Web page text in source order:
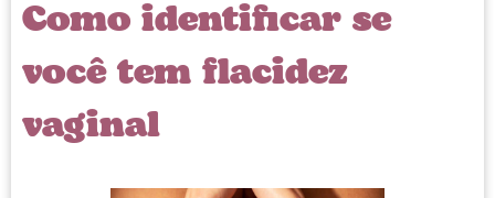
Como identificar se
você tem flacidez
vaginal